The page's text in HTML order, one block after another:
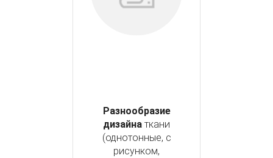
Разнообразие
дизайна ткани
(однотонные, с
рисунком,